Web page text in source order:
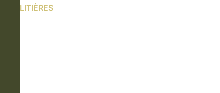
LITIÈRES